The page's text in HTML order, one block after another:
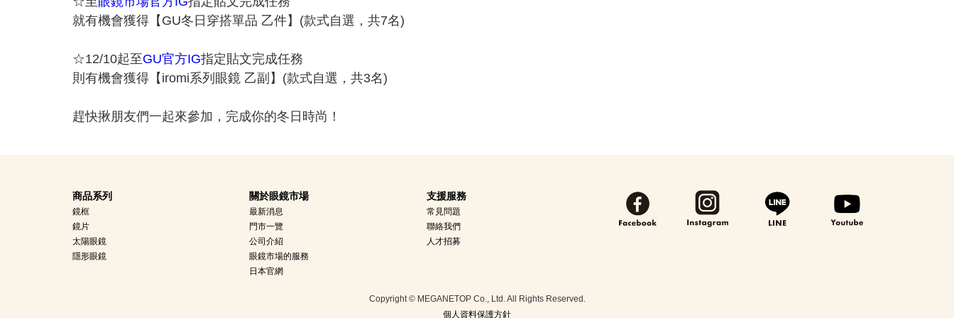
就有機會獲得【GU冬日穿搭單品 乙件】(款式自選，共7名)
☆12/10起至GU官方IG指定貼文完成任務
則有機會獲得【iromi系列眼鏡 乙副】(款式自選，共3名)
趕快揪朋友們一起來參加，完成你的冬日時尚！
商品系列
鏡框
鏡片
太陽眼鏡
隱形眼鏡
關於眼鏡市場
最新消息
門市一覽
公司介紹
眼鏡市場的服務
日本官網
支援服務
常見問題
聯絡我們
人才招募
Copyright © MEGANETOP Co., Ltd. All Rights Reserved.
個人資料保護方針